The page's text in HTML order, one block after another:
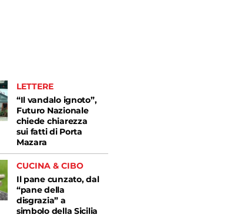
LETTERE
“Il vandalo ignoto”,
Futuro Nazionale
chiede chiarezza
sui fatti di Porta
Mazara
CUCINA & CIBO
Il pane cunzato, dal
“pane della
disgrazia” a
simbolo della Sicilia